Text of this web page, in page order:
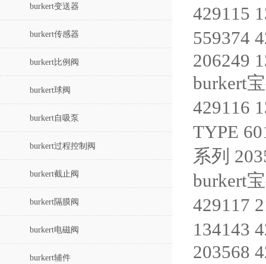
burkert变送器
burkert传感器
burkert比例阀
burkert球阀
burkert自吸泵
burkert过程控制阀
burkert截止阀
burkert隔膜阀
burkert电磁阀
burkert辅件
429115
559374
206249
burkert
429116
TYPE
系列
burkert
429117
134143
203568